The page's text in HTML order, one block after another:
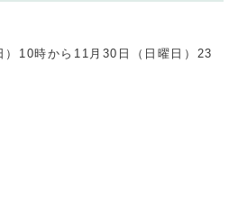
10時から11月30日（日曜日）23